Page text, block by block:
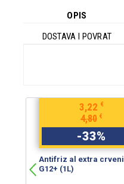
OPIS
DOSTAVA I POVRAT
4,80 €
3,22 €
-33%
Antifriz al extra crveni
G12+ (1L)